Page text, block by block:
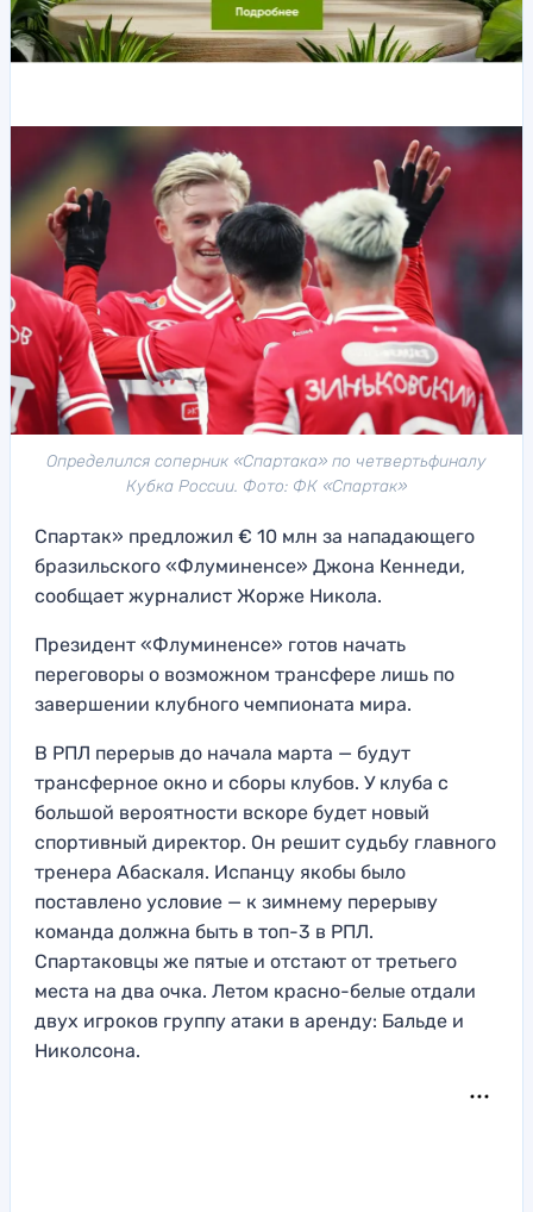
Определился соперник «Спартака» по четвертьфиналу
Кубка России. Фото: ФК «Спартак»
Спартак» предложил € 10 млн за нападающего
бразильского «Флуминенсе» Джона Кеннеди,
сообщает журналист Жорже Никола.
Президент «Флуминенсе» готов начать
переговоры о возможном трансфере лишь по
завершении клубного чемпионата мира.
В РПЛ перерыв до начала марта — будут
трансферное окно и сборы клубов. У клуба с
большой вероятности вскоре будет новый
спортивный директор. Он решит судьбу главного
тренера Абаскаля. Испанцу якобы было
поставлено условие — к зимнему перерыву
команда должна быть в топ-3 в РПЛ.
Спартаковцы же пятые и отстают от третьего
места на два очка. Летом красно-белые отдали
двух игроков группу атаки в аренду: Бальде и
Николсона.